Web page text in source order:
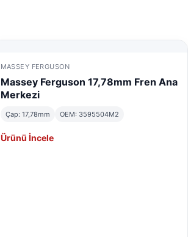
MASSEY FERGUSON
Massey Ferguson 17,78mm Fren Ana
Merkezi
Çap: 17,78mm OEM: 3595504M2
Ürünü İncele